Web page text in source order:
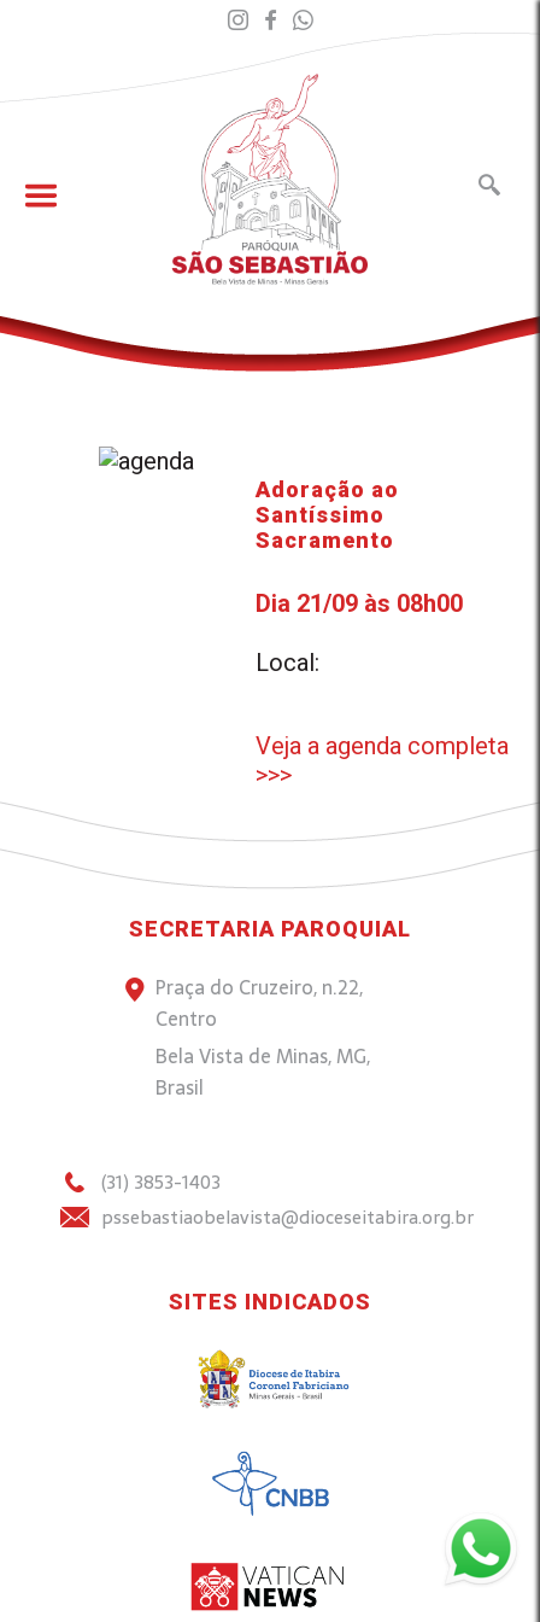
Adoração ao
Santíssimo
Sacramento
Dia 21/09 às 08h00
Local:
Veja a agenda completa
>>>
SECRETARIA PAROQUIAL
Praça do Cruzeiro, n.22,
Centro
Bela Vista de Minas, MG,
Brasil
(31) 3853-1403
pssebastiaobelavista@dioceseitabira.org.br
SITES INDICADOS